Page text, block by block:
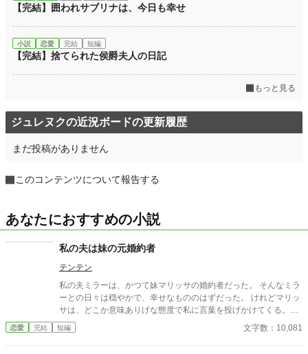
【完結】囲われサブリナは、今日も幸せ
小説 恋愛 完結 短編
【完結】捨てられた侯爵夫人の日記
もっと見る
ジュレヌクの近況ボードの更新履歴
まだ投稿がありません
このコンテンツについて報告する
あなたにおすすめの小説
私の夫は妹の元婚約者
テンテン
私の夫ミラーは、かつて妹マリッサの婚約者だった。 そんなミラ
ーとの日々は穏やかで、幸せなもののはずだった。 けれどマリッ
サは、どこか意味ありげな態度で私に言葉を投げかけてくる。
「ミラーさんには、もっと活発な女性の方が合うんじゃない？」
挑発ともとれるその言動に、心がざわつく。けれど私も負けてい
恋愛 完結 短編 文字数：10,081